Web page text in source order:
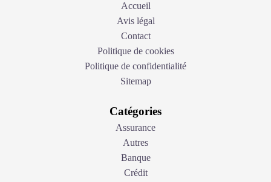
Accueil
Avis légal
Contact
Politique de cookies
Politique de confidentialité
Sitemap
Catégories
Assurance
Autres
Banque
Crédit